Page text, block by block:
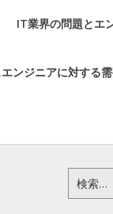
IT業界の問題とエ
ンジニアに対する
索: